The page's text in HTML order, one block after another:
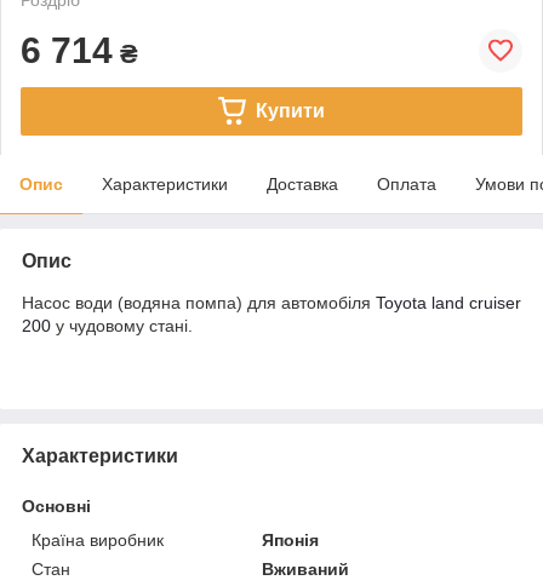
6 714 ₴
Купити
Опис Характеристики Доставка Оплата Умови
Опис
Насос води (водяна помпа) для автомобіля Toyota land cruiser
200 у чудовому стані.
Характеристики
Основні
Країна виробник
Японія
Стан
Вживаний